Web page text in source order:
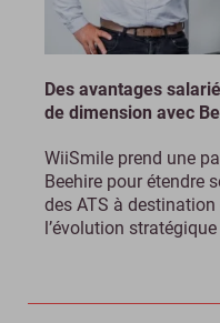
Des avantages
de dimension avec
WiiSmile prend une
Beehire pour étendre
des ATS à
l’évolution